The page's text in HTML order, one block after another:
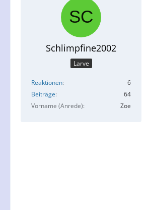
Schlimpfine2002
Larve
Reaktionen
6
Beiträge
64
Vorname (Anrede)
Zoe